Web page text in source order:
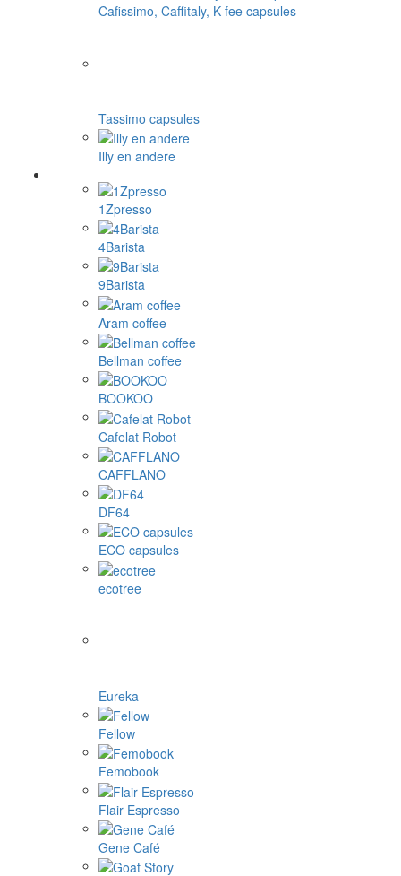
Cafissimo, Caffitaly, K-fee capsules
Tassimo capsules
Illy en andere
1Zpresso
4Barista
9Barista
Aram coffee
Bellman coffee
BOOKOO
Cafelat Robot
CAFFLANO
DF64
ECO capsules
ecotree
Eureka
Fellow
Femobook
Flair Espresso
Gene Café